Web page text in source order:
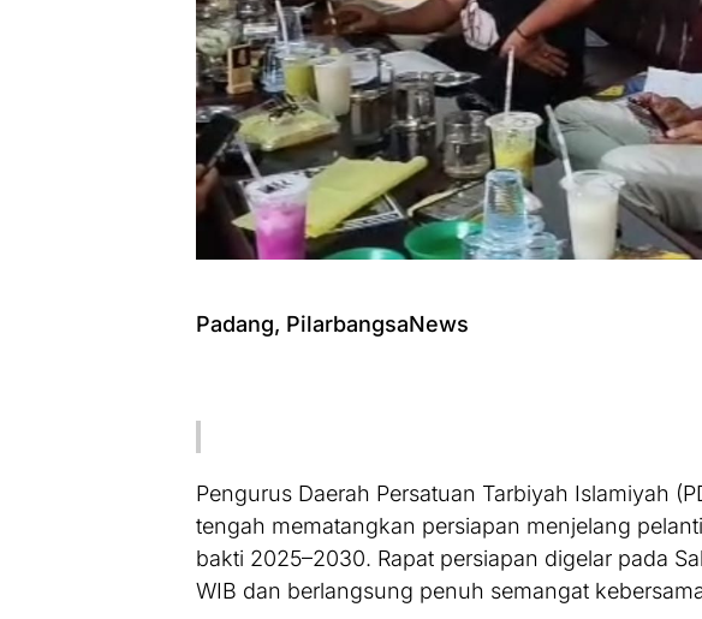
Padang, PilarbangsaNews
Pengurus Daerah Persatuan Tarbiyah Islamiyah
tengah mematangkan persiapan menjelang
bakti 2025–2030. Rapat persiapan digelar pada
WIB dan berlangsung penuh semangat